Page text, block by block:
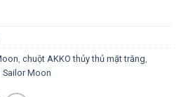
, chuột AKKO thủy thủ mặt trăng,
Sailor Moon